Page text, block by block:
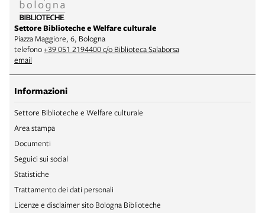
Settore Biblioteche e Welfare culturale
Piazza Maggiore, 6, Bologna
telefono+39 051 2194400 c/o Biblioteca Salaborsa
email
Informazioni
Settore Biblioteche e Welfare culturale
Area stampa
Documenti
Seguici sui social
Statistiche
Trattamento dei dati personali
Licenze e disclaimer sito Bologna Biblioteche